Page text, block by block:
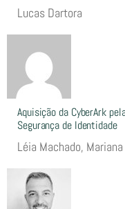
Lucas Dartora
Aquisição da CyberArk
Segurança de Identidade
Léia Machado,